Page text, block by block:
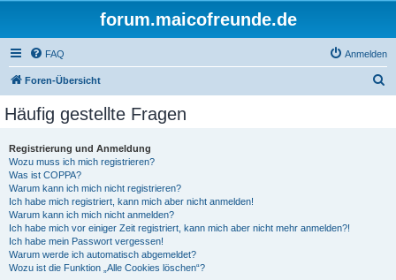
forum.maicofreunde.de
FAQ Anmelden
Foren-Übersicht
Häufig gestellte Fragen
Registrierung und Anmeldung
Wozu muss ich mich registrieren?
Was ist COPPA?
Warum kann ich mich nicht registrieren?
Ich habe mich registriert, kann mich aber nicht anmelden!
Warum kann ich mich nicht anmelden?
Ich habe mich vor einiger Zeit registriert, kann mich aber nicht mehr anmelden?!
Ich habe mein Passwort vergessen!
Warum werde ich automatisch abgemeldet?
Wozu ist die Funktion „Alle Cookies löschen“?